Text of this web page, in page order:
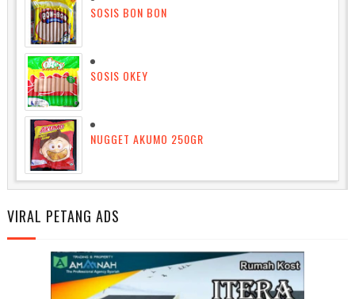
SOSIS BON BON
SOSIS OKEY
NUGGET AKUMO 250GR
VIRAL PETANG ADS